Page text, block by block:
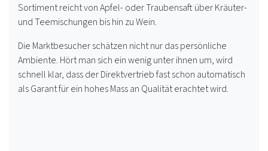
Sortiment reicht von Apfel- oder Traubensaft über Kräuter-
und Teemischungen bis hin zu Wein.
Die Marktbesucher schätzen nicht nur das persönliche
Ambiente. Hört man sich ein wenig unter ihnen um, wird
schnell klar, dass der Direktvertrieb fast schon automatisch
als Garant für ein hohes Mass an Qualität erachtet wird.